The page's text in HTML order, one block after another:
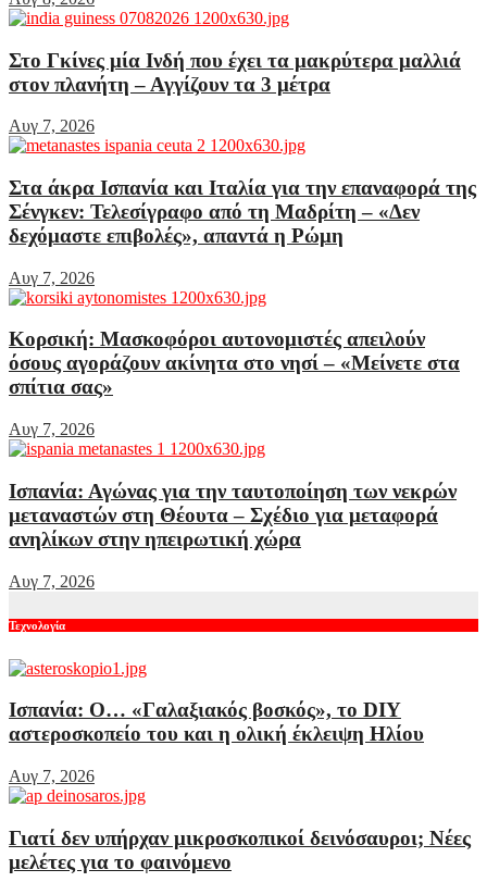
Στο Γκίνες μία Ινδή που έχει τα μακρύτερα μαλλιά
στον πλανήτη – Αγγίζουν τα 3 μέτρα
Αυγ 7, 2026
Στα άκρα Ισπανία και Ιταλία για την επαναφορά της
Σένγκεν: Τελεσίγραφο από τη Μαδρίτη – «Δεν
δεχόμαστε επιβολές», απαντά η Ρώμη
Αυγ 7, 2026
Κορσική: Μασκοφόροι αυτονομιστές απειλούν
όσους αγοράζουν ακίνητα στο νησί – «Μείνετε στα
σπίτια σας»
Αυγ 7, 2026
Ισπανία: Αγώνας για την ταυτοποίηση των νεκρών
μεταναστών στη Θέουτα – Σχέδιο για μεταφορά
ανηλίκων στην ηπειρωτική χώρα
Αυγ 7, 2026
Τεχνολογία
Ισπανία: Ο… «Γαλαξιακός βοσκός», το DIY
αστεροσκοπείο του και η ολική έκλειψη Ηλίου
Αυγ 7, 2026
Γιατί δεν υπήρχαν μικροσκοπικοί δεινόσαυροι; Νέες
μελέτες για το φαινόμενο